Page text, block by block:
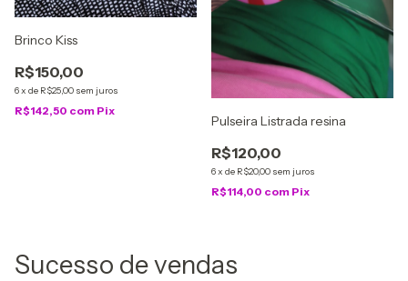
Brinco Kiss
R$150,00
6x de R$25,00 sem juros
R$142,50 com Pix
Pulseira Listrada resina
R$120,00
6x de R$20,00 sem juros
R$114,00 com Pix
Sucesso de vendas